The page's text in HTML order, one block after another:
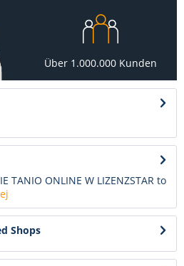
Über 1.000.000 Kunden
TANIO ONLINE W LIZENZSTAR to
Shops